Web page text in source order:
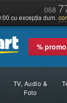
068
cu excepția dum.
% promo
TV, Audio &
Foto